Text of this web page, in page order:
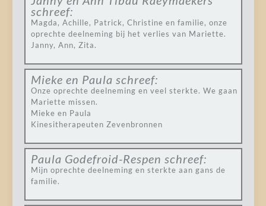
schreef:
Magda, Achille, Patrick, Christine en familie, onze
oprechte deelneming bij het verlies van Mariette.
Janny, Ann, Zita.
Mieke en Paula schreef:
Onze oprechte deelneming en veel sterkte. We gaan
Mariette missen.
Mieke en Paula
Kinesitherapeuten Zevenbronnen
Paula Godefroid-Respen schreef:
Mijn oprechte deelneming en sterkte aan gans de
familie.